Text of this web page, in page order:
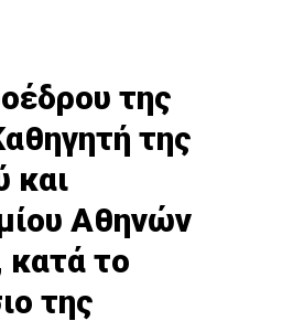
της
της
και
Αθηνών
το
της